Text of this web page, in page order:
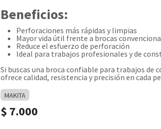
Beneficios:
Perforaciones más rápidas y limpias
Mayor vida útil frente a brocas
Reduce el esfuerzo de perforación
Ideal para trabajos profesionales y de
Si buscas una broca confiable para trabajos de
ofrece calidad, resistencia y precisión en cada
MAKITA
$ 7.000